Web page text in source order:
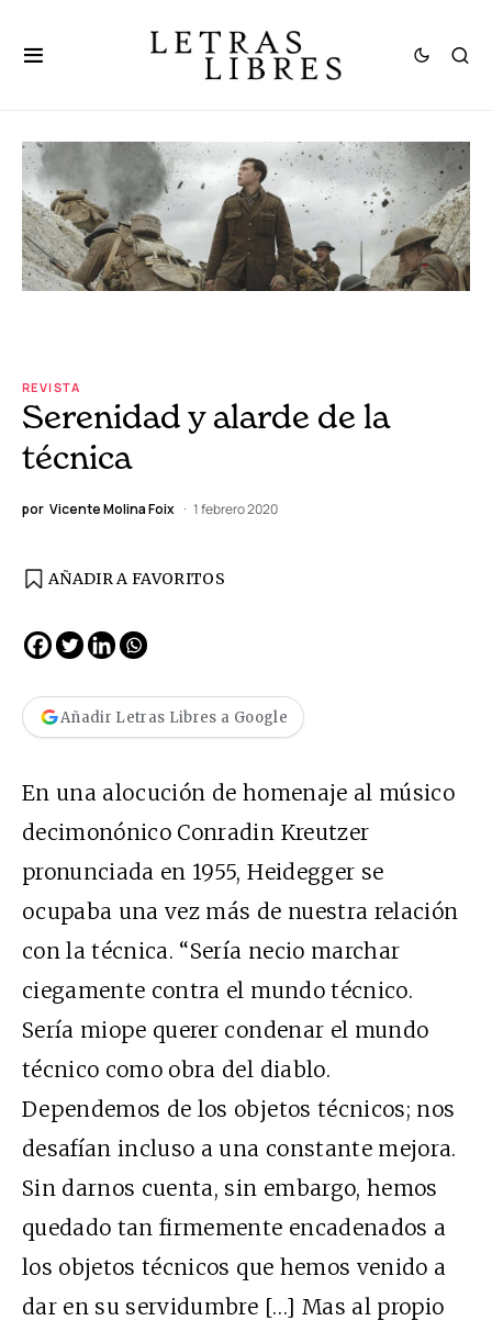
REVISTA
Serenidad y alarde de la
técnica
por Vicente Molina Foix 1 febrero 2020
AÑADIR A FAVORITOS
Añadir Letras Libres a Google
En una alocución de homenaje al músico
decimonónico Conradin Kreutzer
pronunciada en 1955, Heidegger se
ocupaba una vez más de nuestra relación
con la técnica. “Sería necio marchar
ciegamente contra el mundo técnico.
Sería miope querer condenar el mundo
técnico como obra del diablo.
Dependemos de los objetos técnicos; nos
desafían incluso a una constante mejora.
Sin darnos cuenta, sin embargo, hemos
quedado tan firmemente encadenados a
los objetos técnicos que hemos venido a
dar en su servidumbre […] Mas al propio